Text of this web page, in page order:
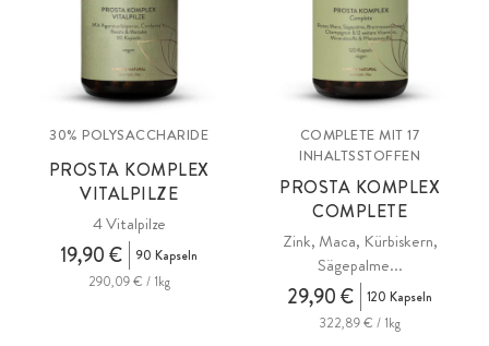
30% POLYSACCHARIDE
PROSTA KOMPLEX
VITALPILZE
4 Vitalpilze
19,90 €
90 Kapseln
290,09 € / 1kg
COMPLETE MIT 17
INHALTSSTOFFEN
PROSTA KOMPLEX
COMPLETE
Zink, Maca, Kürbiskern,
Sägepalme...
29,90 €
120 Kapseln
322,89 € / 1kg